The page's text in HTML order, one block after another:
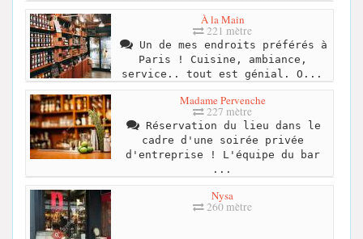
À la Main
221 mètre
Un de mes endroits préférés à
Paris ! Cuisine, ambiance,
service.. tout est génial. O...
Madame Pervenche
227 mètre
Réservation du lieu dans le
cadre d'une soirée privée
d'entreprise ! L'équipe du bar
...
Nysa
260 mètre